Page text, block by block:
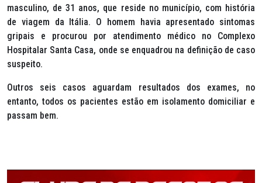
masculino, de 31 anos, que reside no município, com história
de viagem da Itália. O homem havia apresentado sintomas
gripais e procurou por atendimento médico no Complexo
Hospitalar Santa Casa, onde se enquadrou na definição de caso
suspeito.
Outros seis casos aguardam resultados dos exames, no
entanto, todos os pacientes estão em isolamento domiciliar e
passam bem.